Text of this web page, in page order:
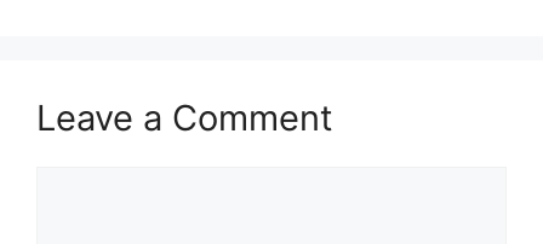
Leave a Comment